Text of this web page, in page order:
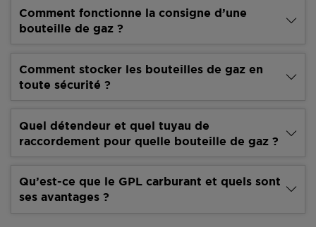
Comment fonctionne la consigne d’une
bouteille de gaz ?
Comment stocker les bouteilles de gaz en
toute sécurité ?
Quel détendeur et quel tuyau de
raccordement pour quelle bouteille de gaz ?
Qu’est-ce que le GPL carburant et quels sont
ses avantages ?